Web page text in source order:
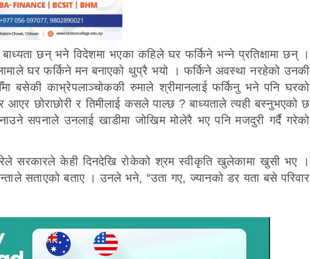
बाध्यता छन् भने विदेशमा भएका कहिले घर फर्किने भन्ने प्रतिक्षामा छन् ।
लामाले घर फर्किने मन बनाएको थुप्रै भयो । फर्किने अवस्था नरहेको उनकी
बसेकी काभ्रेपलाञ्चोककी रुमाले श्रीमानलाई फर्किनु भने पनि घरको
आएर छोराछोरी र तिमीलाई कसले पाल्छ ? बाध्यताले त्यही बस्नुभएको छ
सपनाले उनलाई खाडीमा जोखिम मोलेरै भए पनि मजदुरी गर्दै गरेको
सरकारले केही दिनदेखि रोकेको श्रम स्वीकृति खुलेकामा खुसी भए ।
सताएको बताए । उनले भने, “उता गए, ज्यानको डर यता बसे परिवार